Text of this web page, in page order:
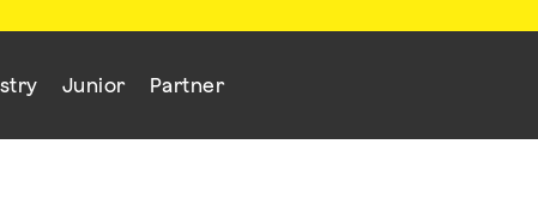
Junior Partner